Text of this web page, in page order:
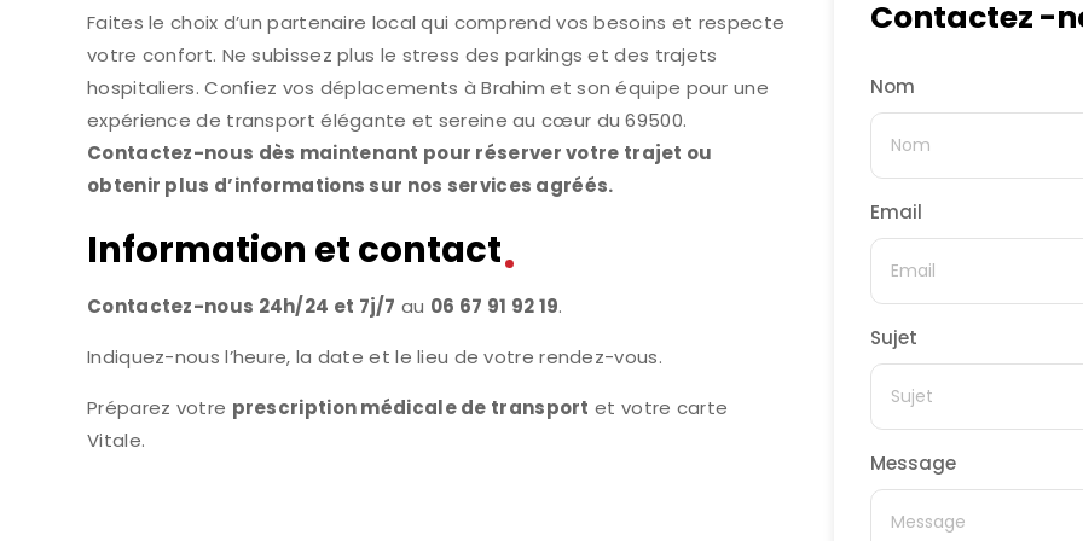
Faites le choix d’un partenaire local qui comprend vos besoins et respecte
votre confort. Ne subissez plus le stress des parkings et des trajets
hospitaliers. Confiez vos déplacements à Brahim et son équipe pour une
expérience de transport élégante et sereine au cœur du 69500.
Contactez-nous dès maintenant pour réserver votre trajet ou
obtenir plus d’informations sur nos services agréés.
Information et contact
Contactez-nous 24h/24 et 7j/7 au 06 67 91 92 19.
Indiquez-nous l’heure, la date et le lieu de votre rendez-vous.
Préparez votre prescription médicale de transport et votre carte
Vitale.
Contactez -
Nom
Email
Sujet
Message